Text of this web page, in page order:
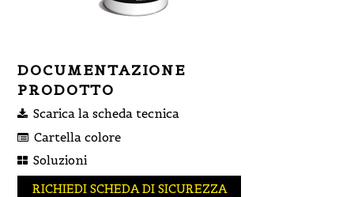
DOCUMENTAZIONE
PRODOTTO
Scarica la scheda tecnica
Cartella colore
Soluzioni
RICHIEDI SCHEDA DI SICUREZZA